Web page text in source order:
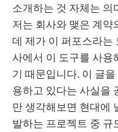
소개하는 것 자체는 의
저는 회사와 맺은 계약
데 제가 이 퍼포스라는
사에서 이 도구를 사용
기 때문입니다. 이 글
용하고 있다는 사실을
만 생각해보면 현대에
발하는 프로젝트 중 규